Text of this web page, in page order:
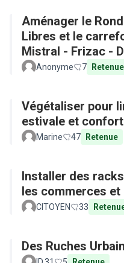
Aménager le
Libres et le
Mistral - Frizac -
Anonyme 7 Retenue
Végétaliser pour
estivale et
Marine 47 Retenue
Installer des
les commerces
CITOYEN 33
Des Ruches